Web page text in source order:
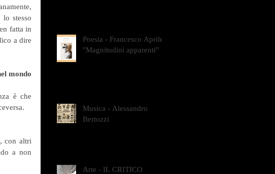
stesso
fatta in
a dire
mondo
è che
con altri
a non
Poesia - Francesco Aprile -
"Magnitudini apparenti"
Musica - Alessandro
Bertozzi
Arte - IL CRITICO